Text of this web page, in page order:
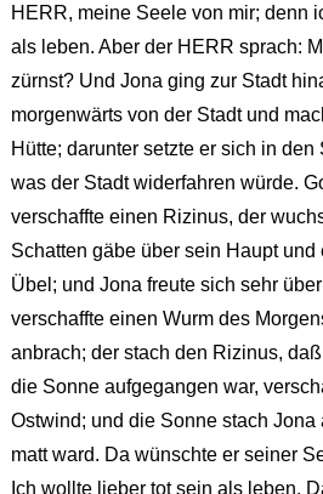
HERR, meine Seele von mir; denn
als leben. Aber der HERR sprach:
zürnst? Und Jona ging zur Stadt
morgenwärts von der Stadt und
Hütte; darunter setzte er sich in den
was der Stadt widerfahren würde.
verschaffte einen Rizinus, der
Schatten gäbe über sein Haupt
Übel; und Jona freute sich sehr
verschaffte einen Wurm des
anbrach; der stach den Rizinus,
die Sonne aufgegangen war,
Ostwind; und die Sonne stach Jona
matt ward. Da wünschte er seiner
Ich wollte lieber tot sein als leben.